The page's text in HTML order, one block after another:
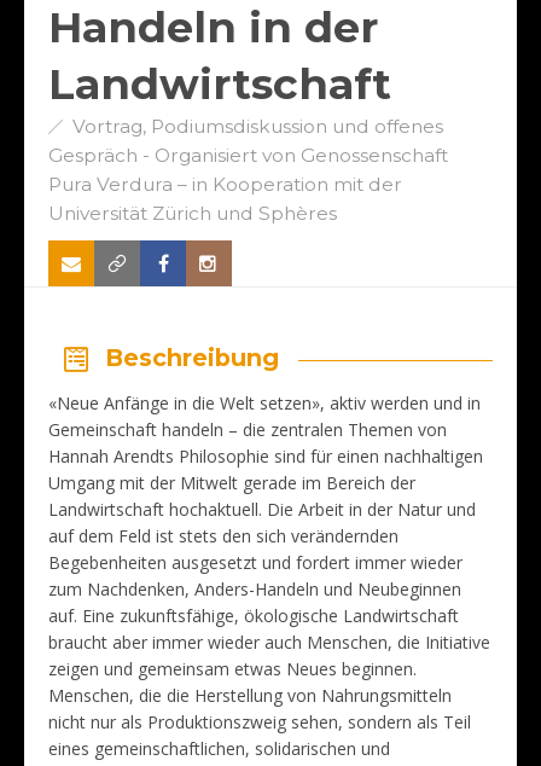
Handeln in der
Landwirtschaft
Vortrag, Podiumsdiskussion und offenes
Gespräch - Organisiert von Genossenschaft
Pura Verdura – in Kooperation mit der
Universität Zürich und Sphères
Beschreibung
«Neue Anfänge in die Welt setzen», aktiv werden und in
Gemeinschaft handeln – die zentralen Themen von
Hannah Arendts Philosophie sind für einen nachhaltigen
Umgang mit der Mitwelt gerade im Bereich der
Landwirtschaft hochaktuell. Die Arbeit in der Natur und
auf dem Feld ist stets den sich verändernden
Begebenheiten ausgesetzt und fordert immer wieder
zum Nachdenken, Anders-Handeln und Neubeginnen
auf. Eine zukunftsfähige, ökologische Landwirtschaft
braucht aber immer wieder auch Menschen, die Initiative
zeigen und gemeinsam etwas Neues beginnen.
Menschen, die die Herstellung von Nahrungsmitteln
nicht nur als Produktionszweig sehen, sondern als Teil
eines gemeinschaftlichen, solidarischen und